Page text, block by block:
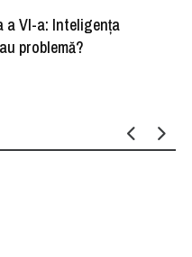
a VI-a: Inteligența
problemă?